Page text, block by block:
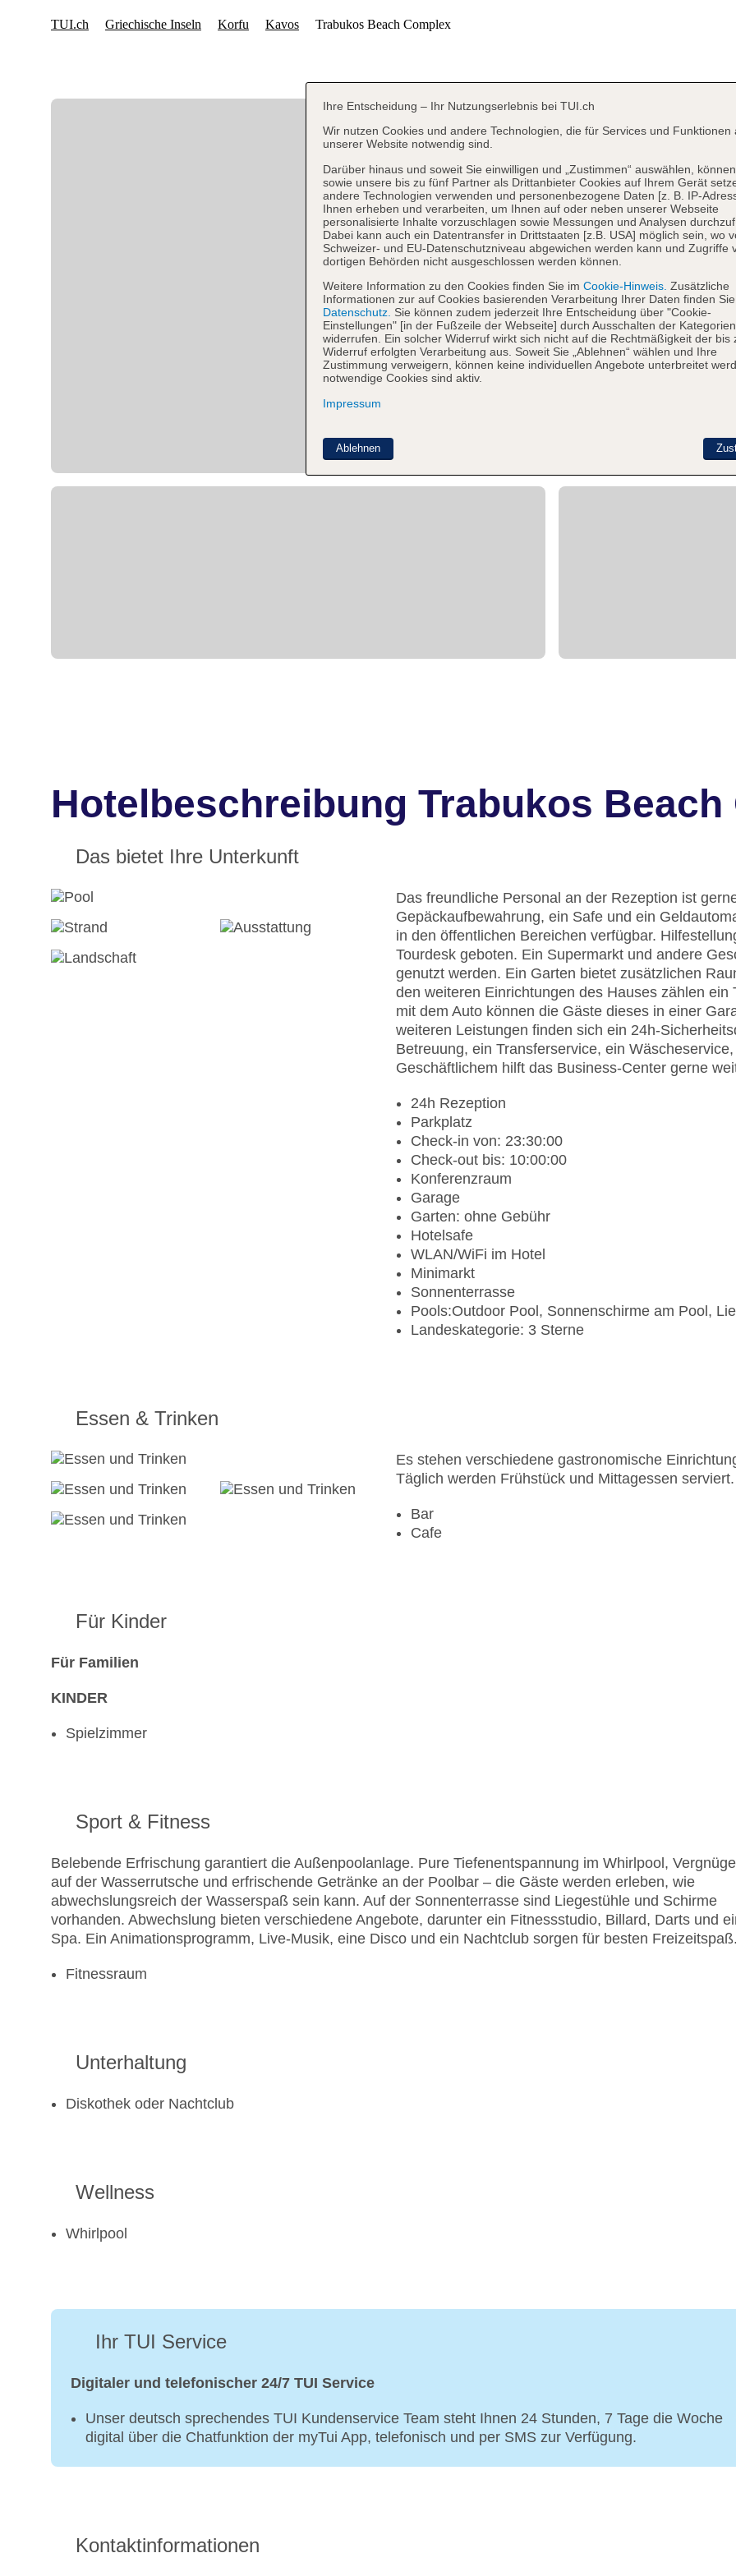
Hotelbeschreibung Trabukos Beach
Das bietet Ihre Unterkunft
Das freundliche Personal an der Rezeption ist
Gepäckaufbewahrung, ein Safe und ein
in den öffentlichen Bereichen verfügbar.
Tourdesk geboten. Ein Supermarkt und andere
genutzt werden. Ein Garten bietet zusätzlichen
den weiteren Einrichtungen des Hauses zählen
mit dem Auto können die Gäste dieses in einer
weiteren Leistungen finden sich ein 24h-
Betreuung, ein Transferservice, ein
Geschäftlichem hilft das Business-Center gerne
24h Rezeption
Parkplatz
Check-in von: 23:30:00
Check-out bis: 10:00:00
Konferenzraum
Garage
Garten: ohne Gebühr
Hotelsafe
WLAN/WiFi im Hotel
Minimarkt
Sonnenterrasse
Pools:Outdoor Pool, Sonnenschirme am Pool,
Landeskategorie: 3 Sterne
Essen & Trinken
Es stehen verschiedene gastronomische
Täglich werden Frühstück und Mittagessen serviert.
Bar
Cafe
Für Kinder
Für Familien
KINDER
Spielzimmer
Sport & Fitness
Belebende Erfrischung garantiert die Außenpoolanlage. Pure Tiefenentspannung im Whirlpool,
auf der Wasserrutsche und erfrischende Getränke an der Poolbar – die Gäste werden erleben, wie
abwechslungsreich der Wasserspaß sein kann. Auf der Sonnenterrasse sind Liegestühle und Schirme
vorhanden. Abwechslung bieten verschiedene Angebote, darunter ein Fitnessstudio, Billard, Darts und
Spa. Ein Animationsprogramm, Live-Musik, eine Disco und ein Nachtclub sorgen für besten Freizeitspaß.
Fitnessraum
Unterhaltung
Diskothek oder Nachtclub
Wellness
Whirlpool
Ihr TUI Service
Digitaler und telefonischer 24/7 TUI Service
Unser deutsch sprechendes TUI Kundenservice Team steht Ihnen 24 Stunden, 7 Tage die Woche
digital über die Chatfunktion der myTui App, telefonisch und per SMS zur Verfügung.
Kontaktinformationen
Ihre Entscheidung – Ihr Nutzungserlebnis bei TUI.ch
Wir nutzen Cookies und andere Technologien, die für Services und Funktionen
unserer Website notwendig sind.
Darüber hinaus und soweit Sie einwilligen und „Zustimmen“ auswählen,
sowie unsere bis zu fünf Partner als Drittanbieter Cookies auf Ihrem Gerät
andere Technologien verwenden und personenbezogene Daten [z. B. IP-
Ihnen erheben und verarbeiten, um Ihnen auf oder neben unserer Webseite
personalisierte Inhalte vorzuschlagen sowie Messungen und Analysen
Dabei kann auch ein Datentransfer in Drittstaaten [z.B. USA] möglich sein, wo
Schweizer- und EU-Datenschutzniveau abgewichen werden kann und Zugriffe
dortigen Behörden nicht ausgeschlossen werden können.
Weitere Information zu den Cookies finden Sie im Cookie-Hinweis. Zusätzliche
Informationen zur auf Cookies basierenden Verarbeitung Ihrer Daten finden
Datenschutz. Sie können zudem jederzeit Ihre Entscheidung über "Cookie-
Einstellungen" [in der Fußzeile der Webseite] durch Ausschalten der Kategorien
widerrufen. Ein solcher Widerruf wirkt sich nicht auf die Rechtmäßigkeit der bis
Widerruf erfolgten Verarbeitung aus. Soweit Sie „Ablehnen“ wählen und Ihre
Zustimmung verweigern, können keine individuellen Angebote unterbreitet
notwendige Cookies sind aktiv.
Impressum
Ablehnen